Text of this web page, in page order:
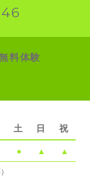
料体験
土 日 祝
● ▲ ▲